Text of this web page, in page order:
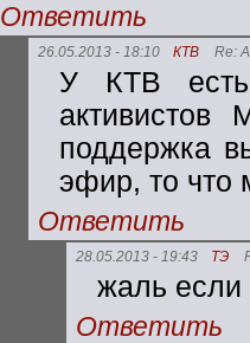
Ответить
26.05.2013 - 18:10 КТВ Re:
У КТВ
поддержка
эфир, то что
Ответить
28.05.2013 - 19:43 ТЭ
жаль если
Ответить